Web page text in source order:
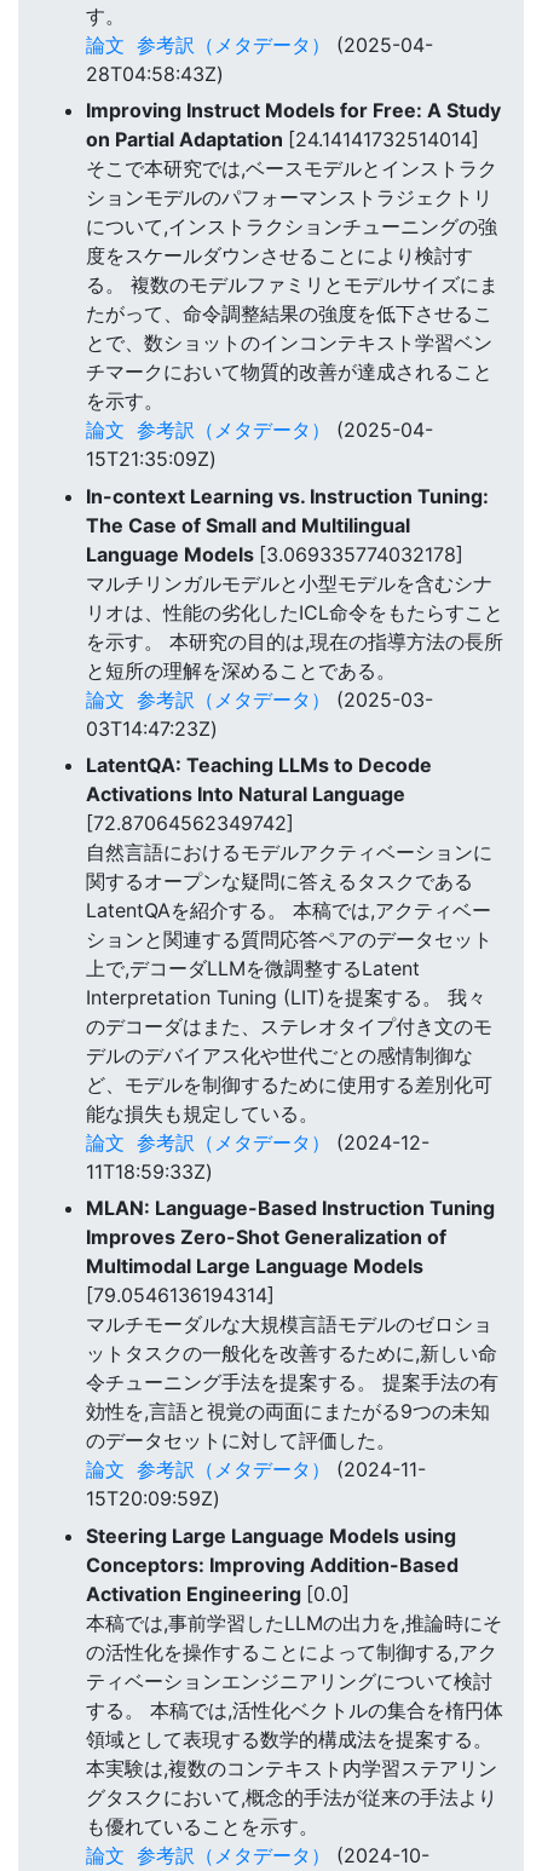
す。
論文 参考訳（メタデータ）
(2025-04-
28T04:58:43Z)
Improving Instruct Models for Free: A Study
on Partial Adaptation [24.14141732514014]
そこで本研究では,ベースモデルとインストラク
ションモデルのパフォーマンストラジェクトリ
について,インストラクションチューニングの強
度をスケールダウンさせることにより検討す
る。 複数のモデルファミリとモデルサイズにま
たがって、命令調整結果の強度を低下させるこ
とで、数ショットのインコンテキスト学習ベン
チマークにおいて物質的改善が達成されること
を示す。
論文 参考訳（メタデータ）
(2025-04-
15T21:35:09Z)
In-context Learning vs. Instruction Tuning:
The Case of Small and Multilingual
Language Models [3.069335774032178]
マルチリンガルモデルと小型モデルを含むシナ
リオは、性能の劣化したICL命令をもたらすこと
を示す。 本研究の目的は,現在の指導方法の長所
と短所の理解を深めることである。
論文 参考訳（メタデータ）
(2025-03-
03T14:47:23Z)
LatentQA: Teaching LLMs to Decode
Activations Into Natural Language
[72.87064562349742]
自然言語におけるモデルアクティベーションに
関するオープンな疑問に答えるタスクである
LatentQAを紹介する。 本稿では,アクティベー
ションと関連する質問応答ペアのデータセット
上で,デコーダLLMを微調整するLatent
Interpretation Tuning (LIT)を提案する。 我々
のデコーダはまた、ステレオタイプ付き文のモ
デルのデバイアス化や世代ごとの感情制御な
ど、モデルを制御するために使用する差別化可
能な損失も規定している。
論文 参考訳（メタデータ）
(2024-12-
11T18:59:33Z)
MLAN: Language-Based Instruction Tuning
Improves Zero-Shot Generalization of
Multimodal Large Language Models
[79.0546136194314]
マルチモーダルな大規模言語モデルのゼロショ
ットタスクの一般化を改善するために,新しい命
令チューニング手法を提案する。 提案手法の有
効性を,言語と視覚の両面にまたがる9つの未知
のデータセットに対して評価した。
論文 参考訳（メタデータ）
(2024-11-
15T20:09:59Z)
Steering Large Language Models using
Conceptors: Improving Addition-Based
Activation Engineering [0.0]
本稿では,事前学習したLLMの出力を,推論時にそ
の活性化を操作することによって制御する,アク
ティベーションエンジニアリングについて検討
する。 本稿では,活性化ベクトルの集合を楕円体
領域として表現する数学的構成法を提案する。
本実験は,複数のコンテキスト内学習ステアリン
グタスクにおいて,概念的手法が従来の手法より
も優れていることを示す。
論文 参考訳（メタデータ） (2024-10-